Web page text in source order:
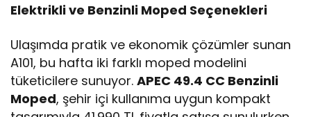
Elektrikli ve Benzinli Moped Seçenekleri
Ulaşımda pratik ve ekonomik çözümler sunan
A101, bu hafta iki farklı moped modelini
tüketicilere sunuyor.APEC 49.4 CC Benzinli
Moped, şehir içi kullanıma uygun kompakt